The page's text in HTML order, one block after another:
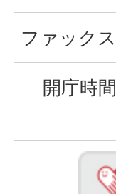
ファックス
開庁時間